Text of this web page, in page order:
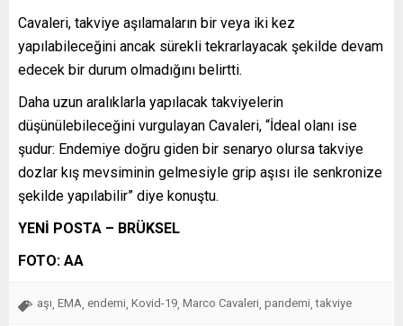
Cavaleri, takviye aşılamaların bir veya iki kez
yapılabileceğini ancak sürekli tekrarlayacak şekilde devam
edecek bir durum olmadığını belirtti.
Daha uzun aralıklarla yapılacak takviyelerin
düşünülebileceğini vurgulayan Cavaleri, “İdeal olanı ise
şudur: Endemiye doğru giden bir senaryo olursa takviye
dozlar kış mevsiminin gelmesiyle grip aşısı ile senkronize
şekilde yapılabilir” diye konuştu.
YENİ POSTA – BRÜKSEL
FOTO: AA
aşı EMA endemi Kovid-19 Marco Cavaleri pandemi ,takviye